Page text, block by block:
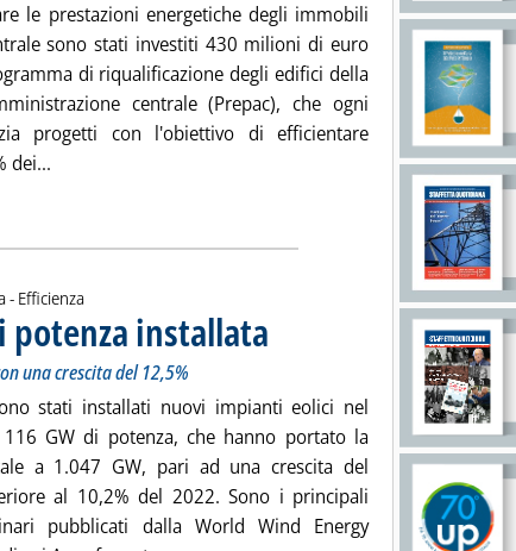
le prestazioni energetiche degli immobili
sono stati investiti 430 milioni di euro
di riqualificazione degli edifici della
centrale (Prepac), che ogni
progetti con l'obiettivo di efficientare
dei... Leggi tutta la notizia: 'Efficienza, il rapporto Enea
- Efficienza
potenza installata . Sottotitolo: Il rapporto annuale Wwea:
. Pubblicata giovedì 28 marzo 2024 alle 12.9.
una crescita del 12,5%
stati installati nuovi impianti eolici nel
GW di potenza, che hanno portato la
a 1.047 GW, pari ad una crescita del
al 10,2% del 2022. Sono i principali
pubblicati dalla World Wind Energy